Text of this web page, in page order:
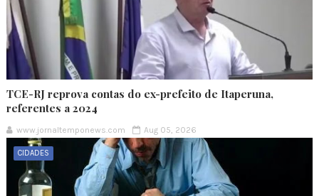
TCE-RJ reprova contas do ex-prefeito de Itaperuna,
referentes a 2024
www.jornaltemponews.com Aug 05, 2026
CIDADES